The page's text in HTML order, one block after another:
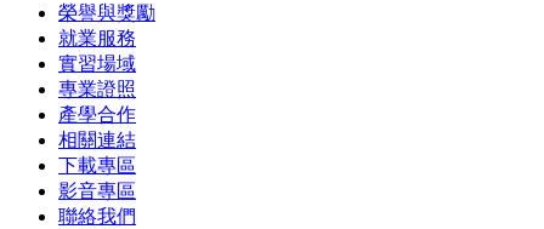
榮譽與獎勵
就業服務
實習場域
專業證照
產學合作
相關連結
下載專區
影音專區
聯絡我們